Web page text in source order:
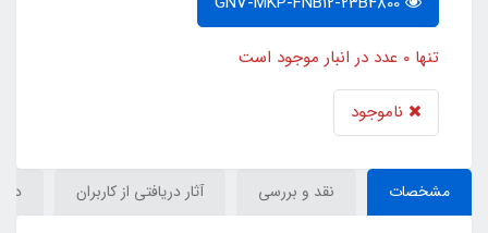
تنها 0 عدد در انبار موجود است
ناموجود
مشخصات نقد و بررسی آثار دریافتی از کاربران